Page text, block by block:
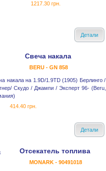
1217.30 грн.
Детали
Свеча накала
BERU - GN 858
накала на 1.9D/1.9TD (1905) Берлинго /
Скудо / Джампи / Эксперт 96- (Beru,
414.40 грн.
Детали
Отсекатель топлива
MONARK - 90491018